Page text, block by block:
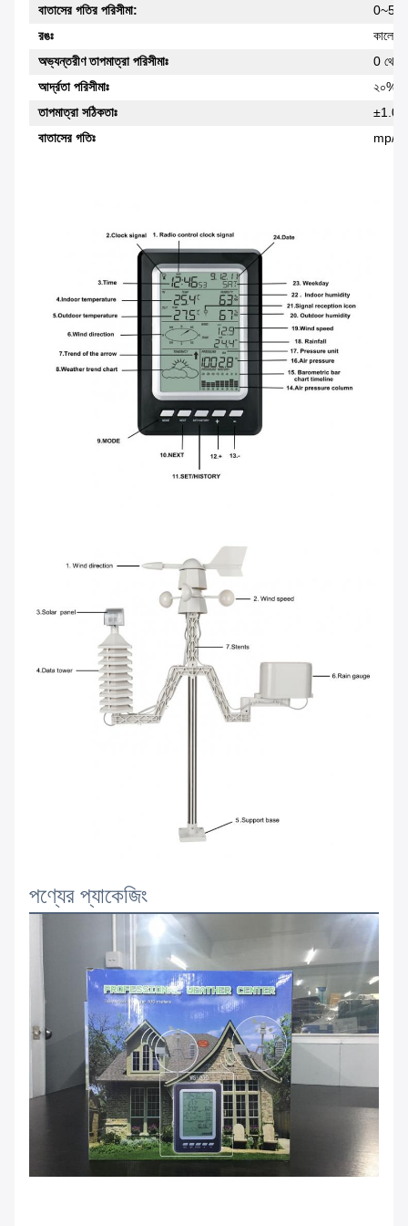
বাতাসের গতির পরিসীমা:
রঙঃ
কালো
অভ্যন্তরীণ তাপমাত্রা পরিসীমাঃ
0 থেকে
আর্দ্রতা পরিসীমাঃ
২০%
তাপমাত্রা সঠিকতাঃ
বাতাসের গতিঃ
mp/
পণ্যের প্যাকেজিং